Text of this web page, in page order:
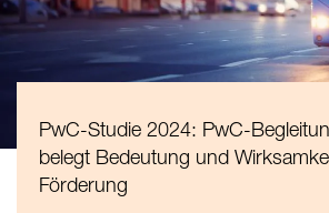
PwC-Studie 2024: PwC-
belegt Bedeutung und
Förderung